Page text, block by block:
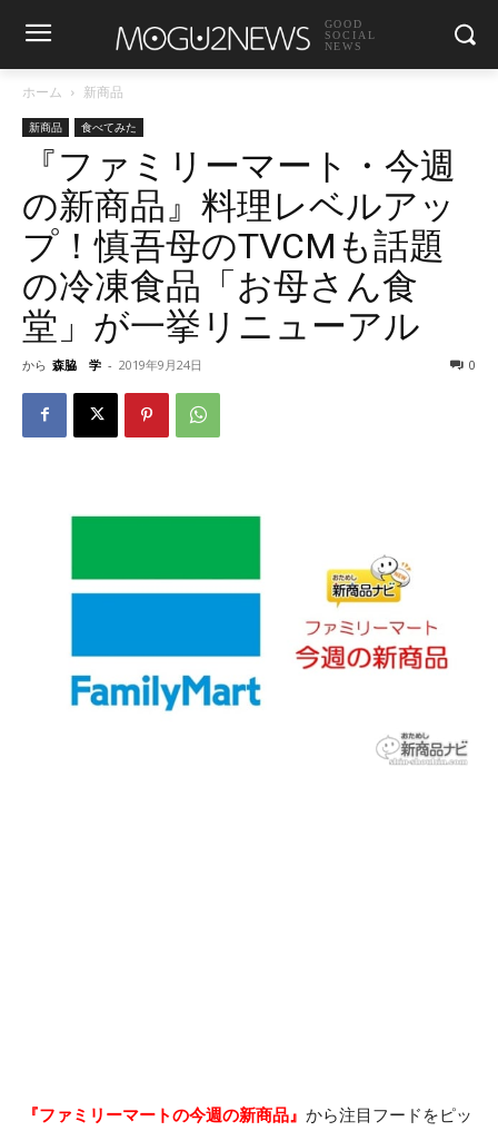
GOOD
SOCIAL
NEWS
ホーム 新商品
新商品 食べてみた
『ファミリーマート・今週
の新商品』料理レベルアッ
プ！慎吾母のTVCMも話題
の冷凍食品「お母さん食
堂」が一挙リニューアル
から 森脇 学 - 2019年9月24日 0
『ファミリーマートの今週の新商品』 から注目フードをピッ